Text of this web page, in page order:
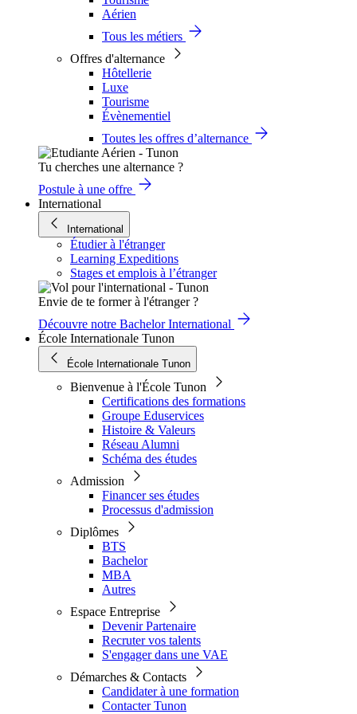
Aérien
Tous les métiers
Offres d'alternance
Hôtellerie
Luxe
Tourisme
Évènementiel
Toutes les offres d’alternance
Tu cherches une alternance ?
Postule à une offre
International
International
Étudier à l'étranger
Learning Expeditions
Stages et emplois à l’étranger
Envie de te former à l'étranger ?
Découvre notre Bachelor International
École Internationale Tunon
École Internationale Tunon
Bienvenue à l'École Tunon
Certifications des formations
Groupe Eduservices
Histoire & Valeurs
Réseau Alumni
Schéma des études
Admission
Financer ses études
Processus d'admission
Diplômes
BTS
Bachelor
MBA
Autres
Espace Entreprise
Devenir Partenaire
Recruter vos talents
S'engager dans une VAE
Démarches & Contacts
Candidater à une formation
Contacter Tunon